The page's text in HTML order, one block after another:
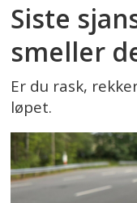
Siste
smeller
Er du rask,
løpet.